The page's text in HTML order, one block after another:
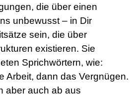
die über einen
unbewusst – in Dir
sein, die über
existieren. Sie
Sprichwörtern, wie:
Arbeit, dann das Vergnügen.
aber auch ab aus